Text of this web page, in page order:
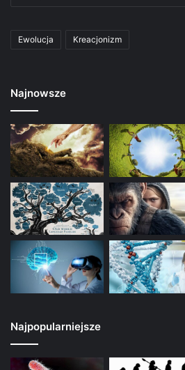
Ewolucja Kreacjonizm
Najnowsze
Najpopularniejsze